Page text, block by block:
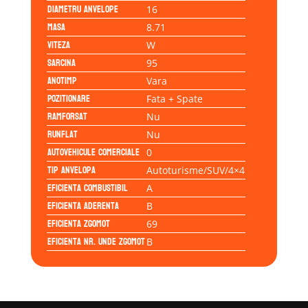
Diametru anvelope 16
Masa 8.71
Viteza W
Sarcina 95
Anotimp Vara
Pozitionare Fata + Spate
Ramforsat Nu
Runflat Nu
Autovehicule comerciale 0
Tip anvelopa Autoturisme/SUV/4×4
Eficienta Combustibil A
Eficienta Aderenta B
Eficienta Zgomot 69
Eficienta Nr. Unde ZgomotB